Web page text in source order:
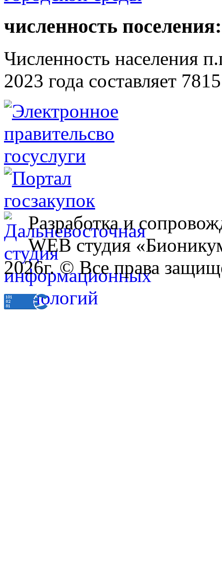
численность поселения:
Численность населения
2023 года составляет
Разработка и
WEB студия
2026г. © Все права